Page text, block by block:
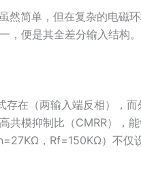
然简单，但在复杂的电磁
便是其全差分输入结构。
在（两输入端反相），而
共模抑制比（CMRR），
，Rf=150KΩ）不仅